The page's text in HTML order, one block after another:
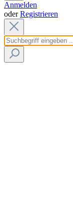
Anmelden
oderRegistrieren